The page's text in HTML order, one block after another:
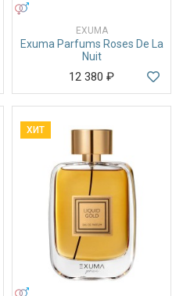
EXUMA
Exuma Parfums Roses De La
Nuit
12 380 ₽
ХИТ